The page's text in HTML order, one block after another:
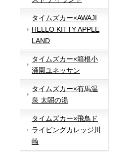
タイムズカー×AWAJI
HELLO KITTY APPLE
LAND
タイムズカー×箱根小
涌園ユネッサン
タイムズカー×有馬温
泉 太閤の湯
タイムズカー×飛鳥ド
ライビングカレッジ川
崎